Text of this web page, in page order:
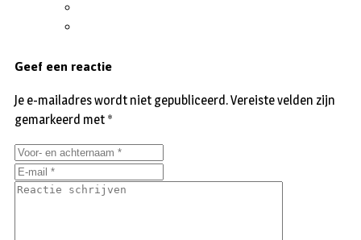
Geef een reactie
Je e-mailadres wordt niet gepubliceerd.Vereiste velden zijn
gemarkeerd met *